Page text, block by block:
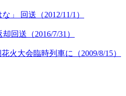
」 回送（2012/11/1）
回送（2016/7/31）
火大会臨時列車に（2009/8/15）